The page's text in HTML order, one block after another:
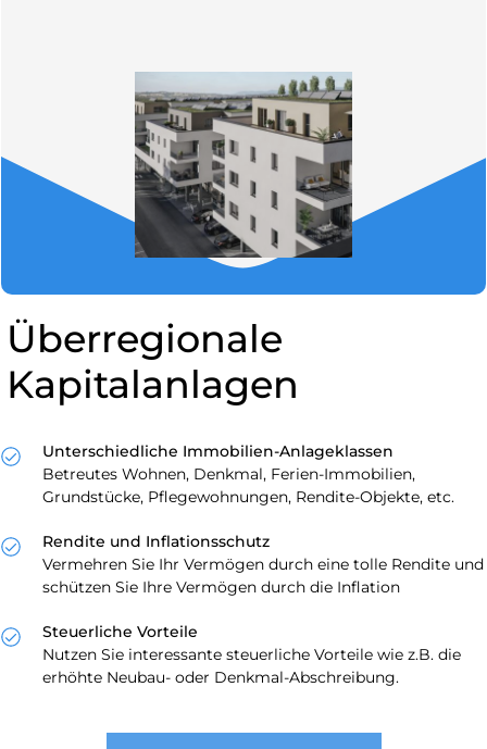
Überregionale
Kapitalanlagen
Unterschiedliche Immobilien-Anlageklassen
Betreutes Wohnen, Denkmal, Ferien-Immobilien,
Grundstücke, Pflegewohnungen, Rendite-Objekte, etc.
Rendite und Inflationsschutz
Vermehren Sie Ihr Vermögen durch eine tolle Rendite und
schützen Sie Ihre Vermögen durch die Inflation
Steuerliche Vorteile
Nutzen Sie interessante steuerliche Vorteile wie z.B. die
erhöhte Neubau- oder Denkmal-Abschreibung.